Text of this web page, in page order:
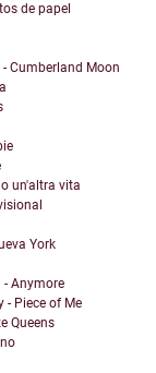
de papel
- Cumberland Moon
un'altra vita
York
- Anymore
- Piece of Me
Queens